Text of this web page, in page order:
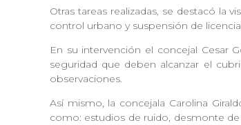
Otras tareas realizadas, se destacó la
control urbano y suspensión de
En su intervención el concejal Cesar
seguridad que deben alcanzar el
observaciones.
Así mismo, la concejala Carolina
como: estudios de ruido, desmonte